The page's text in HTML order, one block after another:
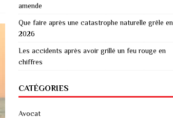
amende
Que faire après une catastrophe naturelle grêle en
2026
Les accidents après avoir grillé un feu rouge en
chiffres
CATÉGORIES
Avocat